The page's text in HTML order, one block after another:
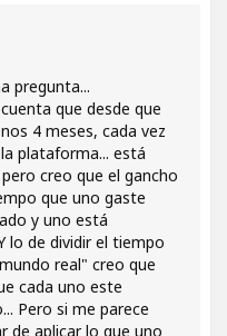
pregunta...
que desde que
4 meses, cada vez
plataforma... está
creo que el gancho
que uno gaste
y uno está
lo de dividir el tiempo
real" creo que
cada uno este
Pero si me parece
de aplicar lo que uno